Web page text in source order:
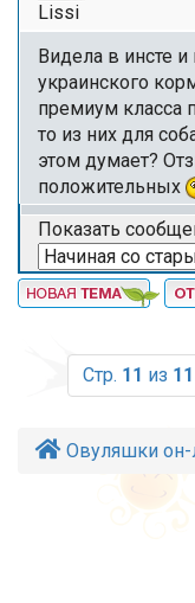
Lissi
Видела в инсте
украинского
премиум класса
то из них для
этом думает?
положительных
Показать
Стр. 11 из 11
Овуляшки он-